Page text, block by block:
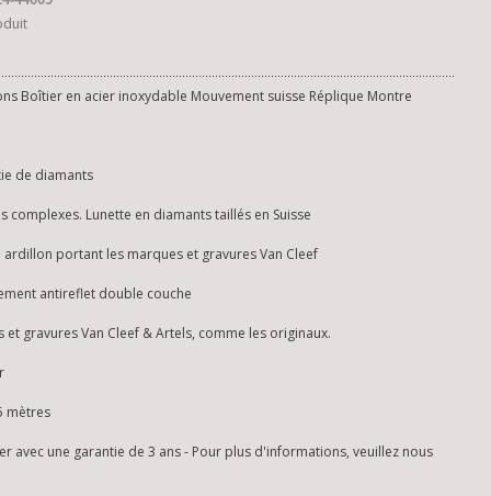
Boîtier en acier inoxydable Mouvement suisse Réplique Montre
de diamants
Lunette en diamants taillés en Suisse
portant les marques et gravures Van Cleef
antireflet double couche
gravures Van Cleef & Artels, comme les originaux.
mètres
avec une garantie de 3 ans - Pour plus d'informations, veuillez nous